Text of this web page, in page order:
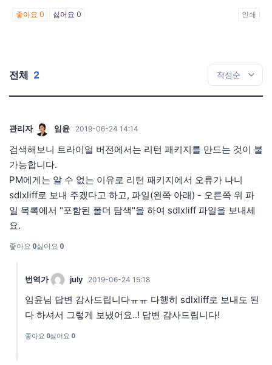
좋아요 0 싫어요 0 인쇄
전체 2
관리자 임윤 2019-06-24 14:14
검색해보니 트라이얼 버전에서는 리턴 패키지를 만드는 것이 불
가능합니다.
PM에게는 알 수 없는 이유로 리턴 패키지에서 오류가 나니
sdlxliff로 보내 주겠다고 하고, 파일(왼쪽 아래) - 오른쪽 위 파
일 목록에서 "포함된 폴더 탐색"을 하여 sdlxliff 파일을 보내세
요.
좋아요 0싫어요 0
번역가 july 2019-06-24 15:18
임윤님 답변 감사드립니다ㅠㅠ 다행히 sdlxliff로 보내도 된
다 하셔서 그렇게 보냈어요..! 답변 감사드립니다!
좋아요 0싫어요 0